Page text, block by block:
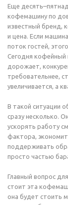
Еще
кофемашину по
известный бренд,
и цена. Если
поток гостей,
Сегодня кофейный
дорожает,
требовательнее,
увеличивается, а
В такой ситуации
сразу несколько.
ускорять работу
фактора,
поддерживать
просто частью
Главный вопрос
стоит эта
она будет стоить